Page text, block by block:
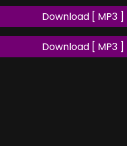
Download [ MP3 ]
Download [ MP3 ]